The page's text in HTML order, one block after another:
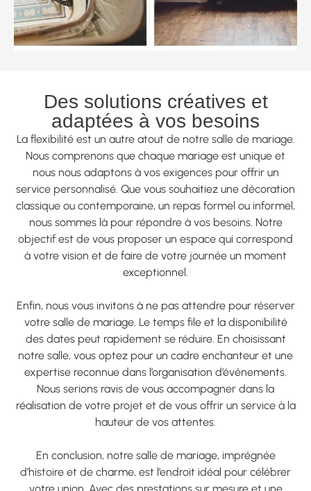
Des solutions créatives et
adaptées à vos besoins
La flexibilité est un autre atout de notre salle de mariage.
Nous comprenons que chaque mariage est unique et
nous nous adaptons à vos exigences pour offrir un
service personnalisé. Que vous souhaitiez une décoration
classique ou contemporaine, un repas formel ou informel,
nous sommes là pour répondre à vos besoins. Notre
objectif est de vous proposer un espace qui correspond
à votre vision et de faire de votre journée un moment
exceptionnel.
Enfin, nous vous invitons à ne pas attendre pour réserver
votre salle de mariage. Le temps file et la disponibilité
des dates peut rapidement se réduire. En choisissant
notre salle, vous optez pour un cadre enchanteur et une
expertise reconnue dans l’organisation d’événements.
Nous serions ravis de vous accompagner dans la
réalisation de votre projet et de vous offrir un service à la
hauteur de vos attentes.
En conclusion, notre salle de mariage, imprégnée
d’histoire et de charme, est l’endroit idéal pour célébrer